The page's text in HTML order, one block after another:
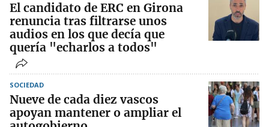
El candidato de ERC en Girona
renuncia tras filtrarse unos
audios en los que decía que
quería "echarlos a todos"
SOCIEDAD
Nueve de cada diez vascos
apoyan mantener o ampliar el